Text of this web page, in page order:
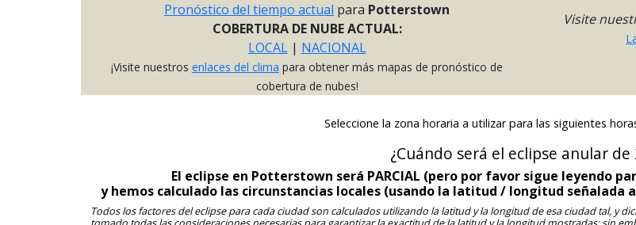
Pronóstico del tiempo actual para Potterstown
COBERTURA DE NUBE ACTUAL:
LOCAL| NACIONAL
¡Visite nuestros enlaces del clima para obtener más mapas de pronóstico de
cobertura de nubes!
Visite
Seleccione la zona horaria a utilizar para las siguientes
¿Cuándo será el eclipse anular de
El eclipse en Potterstown será PARCIAL (pero por favor sigue leyendo
y hemos calculado las circunstancias locales (usando la latitud / longitud señalada
Todos los factores del eclipse para cada ciudad son calculados utilizando la latitud y la longitud de esa ciudad tal, y